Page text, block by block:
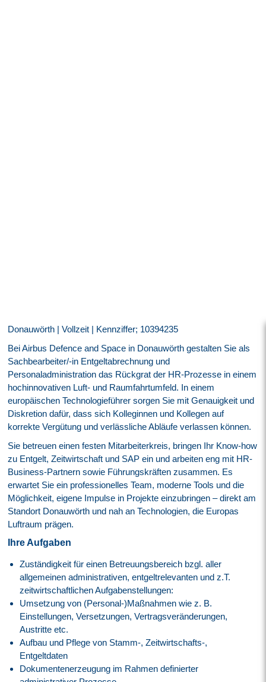
Donauwörth | Vollzeit | Kennziffer; 10394235
Bei Airbus Defence and Space in Donauwörth gestalten Sie als
Sachbearbeiter/-in Entgeltabrechnung und
Personaladministration das Rückgrat der HR-Prozesse in einem
hochinnovativen Luft- und Raumfahrtumfeld. In einem
europäischen Technologieführer sorgen Sie mit Genauigkeit und
Diskretion dafür, dass sich Kolleginnen und Kollegen auf
korrekte Vergütung und verlässliche Abläufe verlassen können.
Sie betreuen einen festen Mitarbeiterkreis, bringen Ihr Know-how
zu Entgelt, Zeitwirtschaft und SAP ein und arbeiten eng mit HR-
Business-Partnern sowie Führungskräften zusammen. Es
erwartet Sie ein professionelles Team, moderne Tools und die
Möglichkeit, eigene Impulse in Projekte einzubringen – direkt am
Standort Donauwörth und nah an Technologien, die Europas
Luftraum prägen.
Ihre Aufgaben
Zuständigkeit für einen Betreuungsbereich bzgl. aller
allgemeinen administrativen, entgeltrelevanten und z.T.
zeitwirtschaftlichen Aufgabenstellungen:
Umsetzung von (Personal-)Maßnahmen wie z. B.
Einstellungen, Versetzungen, Vertragsveränderungen,
Austritte etc.
Aufbau und Pflege von Stamm-, Zeitwirtschafts-,
Entgeltdaten
Dokumentenerzeugung im Rahmen definierter